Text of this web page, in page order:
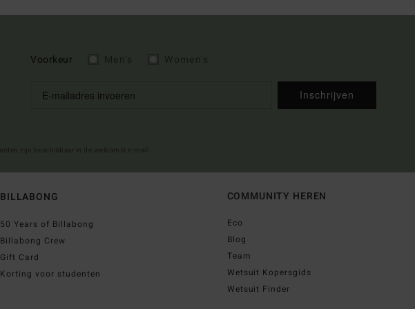
Voorkeur
Inschrijven
BILLABONG
50 Years of Billabong
Billabong Crew
Gift Card
Korting voor studenten
COMMUNITY HEREN
Eco
Blog
Team
Wetsuit Kopersgids
Wetsuit Finder